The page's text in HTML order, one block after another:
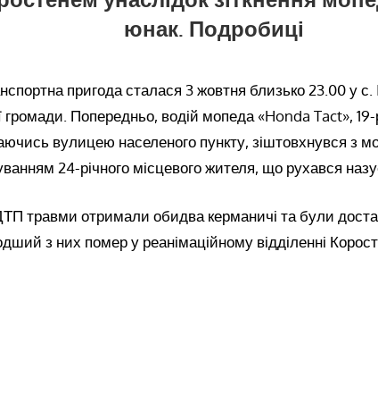
юнак. Подробиці
пригода сталася 3 жовтня близько 23.00 у с.
громади. Попередньо, водій мопеда «Honda Tact», 19-
вулицею населеного пункту, зіштовхнувся з
24-річного місцевого жителя, що рухався
травми отримали обидва керманичі та були
з них помер у реанімаційному відділенні